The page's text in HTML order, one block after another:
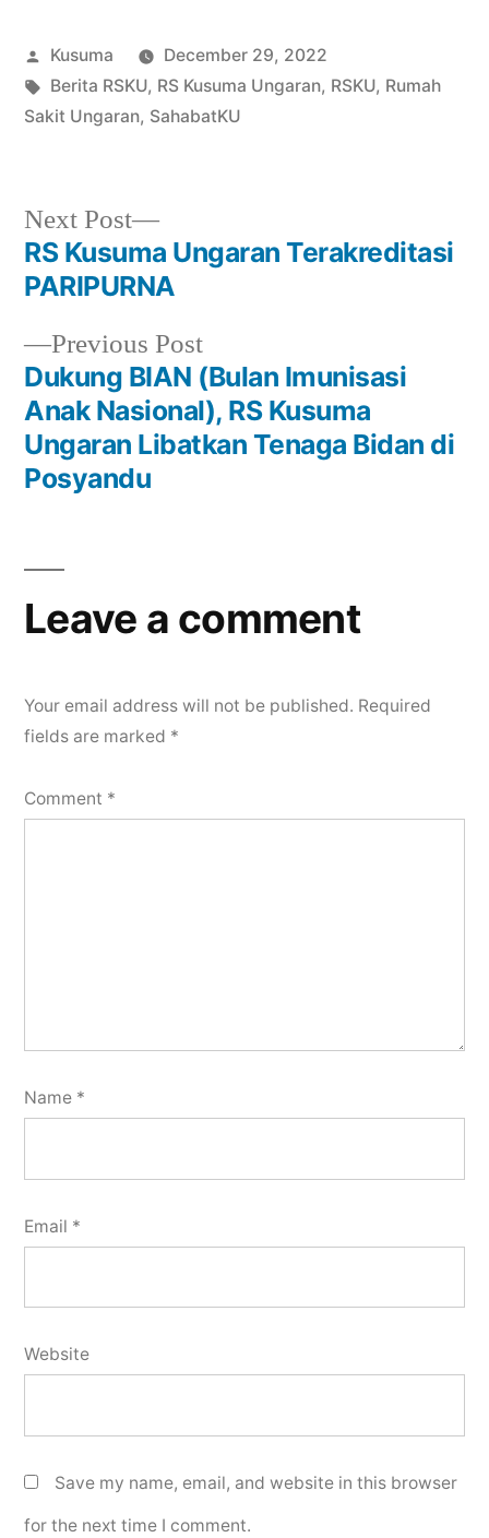
Kusuma
December 29, 2022
Berita
Berita RSKU, RS Kusuma Ungaran, RSKU, Rumah
Sakit Ungaran, SahabatKU
Previous Post
Dukung BIAN (Bulan Imunisasi
Anak Nasional), RS Kusuma
Ungaran Libatkan Tenaga Bidan di
Posyandu
Next Post
RS Kusuma Ungaran Terakreditasi
PARIPURNA
Leave a comment
Your email address will not be published. Required
fields are marked *
Comment *
Name *
Email *
Website
Save my name, email, and website in this browser
for the next time I comment.